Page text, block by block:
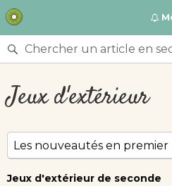
Se
rendre
directement
au
contenu
Rechercher
un
en
main
Jeux d'extérieur
Trier
par
Jeux d'extérieur de seconde